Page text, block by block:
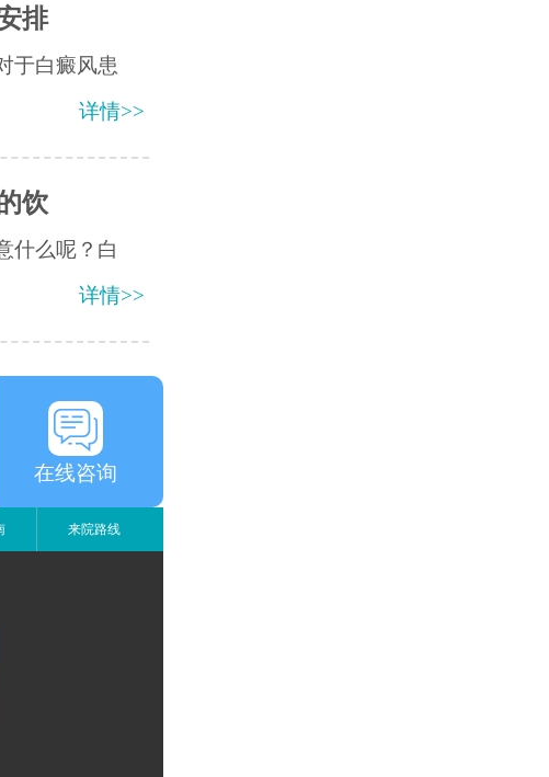
排
于白癜风患
详情>>
饮
什么呢？白
详情>>
在线咨询
来院路线